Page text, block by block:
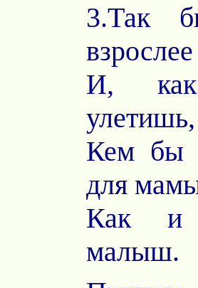
3.Так
И,
Кем бы
для
Как и
малыш.